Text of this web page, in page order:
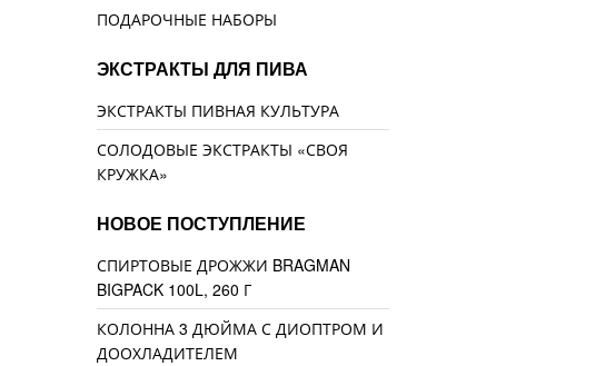
ПОДАРОЧНЫЕ НАБОРЫ
ЭКСТРАКТЫ ДЛЯ ПИВА
ЭКСТРАКТЫ ПИВНАЯ КУЛЬТУРА
СОЛОДОВЫЕ ЭКСТРАКТЫ «СВОЯ
КРУЖКА»
НОВОЕ ПОСТУПЛЕНИЕ
СПИРТОВЫЕ ДРОЖЖИ BRAGMAN
BIGPACK 100L, 260 Г
КОЛОННА 3 ДЮЙМА С ДИОПТРОМ И
ДООХЛАДИТЕЛЕМ